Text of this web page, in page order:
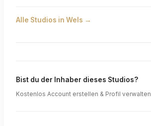
Alle Studios in Wels →
Bist du der Inhaber dieses Studios?
Kostenlos Account erstellen & Profil verwalten